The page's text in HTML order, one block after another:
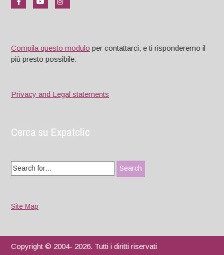
Compila questo modulo per contattarci, e ti risponderemo il
più presto possibile.
Privacy and Legal statements
Cerca su Expatclic
Search
for:
Site Map
Copyright © 2004- 2026. Tutti i diritti riservati